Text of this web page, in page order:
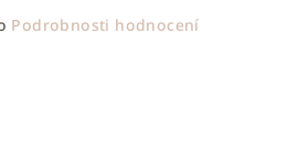
Podrobnosti hodnocení